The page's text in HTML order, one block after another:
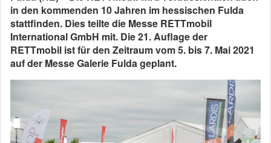
in den kommenden 10 Jahren im hessischen Fulda
stattfinden. Dies teilte die Messe RETTmobil
International GmbH mit. Die 21. Auflage der
RETTmobil ist für den Zeitraum vom 5. bis 7. Mai 2021
auf der Messe Galerie Fulda geplant.